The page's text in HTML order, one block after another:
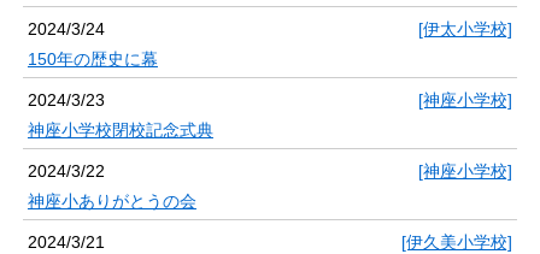
2024/3/24
[伊太小学校]
150年の歴史に幕
2024/3/23
[神座小学校]
神座小学校閉校記念式典
2024/3/22
[神座小学校]
神座小ありがとうの会
2024/3/21
[伊久美小学校]